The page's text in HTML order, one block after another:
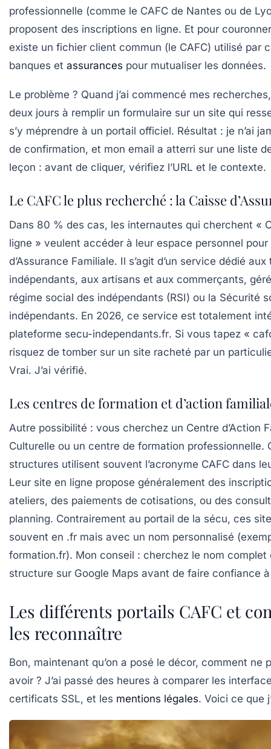
professionnelle (comme le CAFC de Nantes ou de
proposent des inscriptions en ligne. Et pour
existe un fichier client commun (le CAFC) utilisé par
banques et assurances pour mutualiser les données.
Le problème ? Quand j’ai commencé mes
deux jours à remplir un formulaire sur un site qui
s’y méprendre à un portail officiel. Résultat : je n’ai
de confirmation, et mon email a atterri sur une liste
leçon : avant de cliquer, vérifiez l’URL et le contexte.
Le CAFC le plus recherché : la Caisse
Dans 80 % des cas, les internautes qui cherchent «
ligne » veulent accéder à leur espace personnel pour
d’Assurance Familiale. Il s’agit d’un service dédié
indépendants, aux artisans et aux commerçants,
régime social des indépendants (RSI) ou la Sécurité
indépendants. En 2026, ce service est totalement
plateforme secu-independants.fr. Si vous tapez «
risquez de tomber sur un site racheté par un
Vrai. J’ai vérifié.
Les centres de formation et d’action
Autre possibilité : vous cherchez un Centre d’Action
Culturelle ou un centre de formation professionnelle.
structures utilisent souvent l’acronyme CAFC dans
Leur site en ligne propose généralement des
ateliers, des paiements de cotisations, ou des
planning. Contrairement au portail de la sécu, ces
souvent en .fr mais avec un nom personnalisé
formation.fr). Mon conseil : cherchez le nom complet
structure sur Google Maps avant de faire confiance
Les différents portails CAFC et
les reconnaître
Bon, maintenant qu’on a posé le décor, comment ne
avoir ? J’ai passé des heures à comparer les
certificats SSL, et les mentions légales. Voici ce que